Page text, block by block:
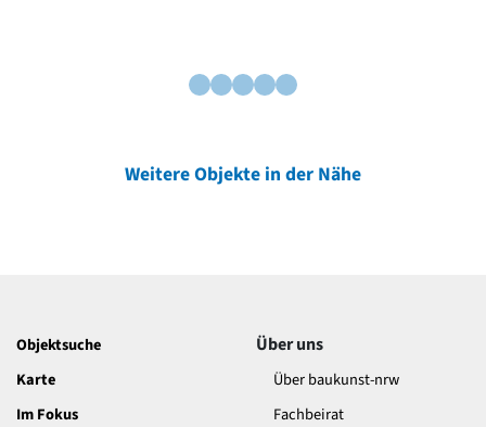
Weitere Objekte in der Nähe
Objektsuche
Karte
Im Fokus
Über uns
Über baukunst-nrw
Fachbeirat